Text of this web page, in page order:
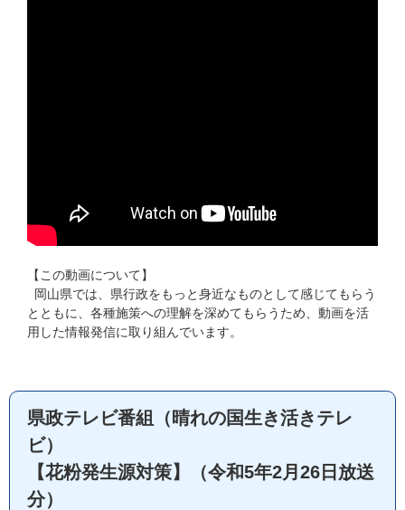
【この動画について】
岡山県では、県行政をもっと身近なものとして感じてもらう
とともに、各種施策への理解を深めてもらうため、動画を活
用した情報発信に取り組んでいます。
県政テレビ番組（晴れの国生き活きテレ
ビ）
【花粉発生源対策】（令和5年2月26日放送
分）